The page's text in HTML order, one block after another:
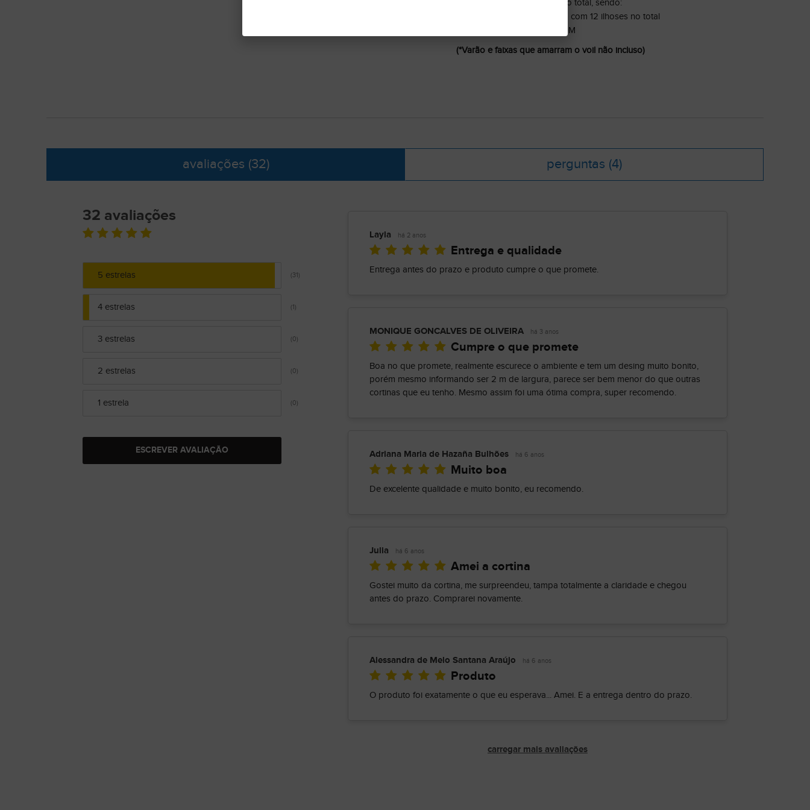
01 Cortina 2,00 M x 1,40 M no total, sendo:
02 Partes de 1,00 M x 1,40 M com 12 ilhoses no total
Indicada para varão de 1,50 M
(*Varão e faixas que amarram o voil não incluso)
avaliações (32) perguntas (4)
32 avaliações
5 estrelas (31)
4 estrelas (1)
3 estrelas (0)
2 estrelas (0)
1 estrela (0)
ESCREVER AVALIAÇÃO
Layla há 2 anos
Entrega e qualidade
Entrega antes do prazo e produto cumpre o que promete.
MONIQUE GONCALVES DE OLIVEIRA há 3 anos
Cumpre o que promete
Boa no que promete, realmente escurece o ambiente e tem um desing muito bonito,
porém mesmo informando ser 2 m de largura, parece ser bem menor do que outras
cortinas que eu tenho. Mesmo assim foi uma ótima compra, super recomendo.
Adriana Maria de Hazaña Bulhões há 6 anos
Muito boa
De excelente qualidade e muito bonito, eu recomendo.
Julia há 6 anos
Amei a cortina
Gostei muito da cortina, me surpreendeu, tampa totalmente a claridade e chegou
antes do prazo. Comprarei novamente.
Alessandra de Melo Santana Araújo há 6 anos
Produto
O produto foi exatamente o que eu esperava... Amei. E a entrega dentro do prazo.
carregar mais avaliações